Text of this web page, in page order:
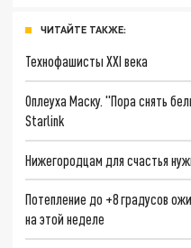
ЧИТАЙТЕ ТАКЖЕ:
Технофашисты XXI века
Оплеуха Маску. "Пора снять
Starlink
Нижегородцам для счастья
Потепление до +8 градусов
на этой неделе